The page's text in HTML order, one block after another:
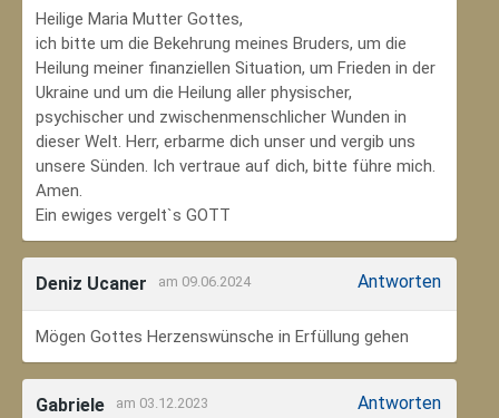
Heilige Maria Mutter Gottes,
ich bitte um die Bekehrung meines Bruders, um die
Heilung meiner finanziellen Situation, um Frieden in der
Ukraine und um die Heilung aller physischer,
psychischer und zwischenmenschlicher Wunden in
dieser Welt. Herr, erbarme dich unser und vergib uns
unsere Sünden. Ich vertraue auf dich, bitte führe mich.
Amen.
Ein ewiges vergelt`s GOTT
Deniz Ucaner am 09.06.2024 Antworten
Mögen Gottes Herzenswünsche in Erfüllung gehen
Gabriele am 03.12.2023 Antworten